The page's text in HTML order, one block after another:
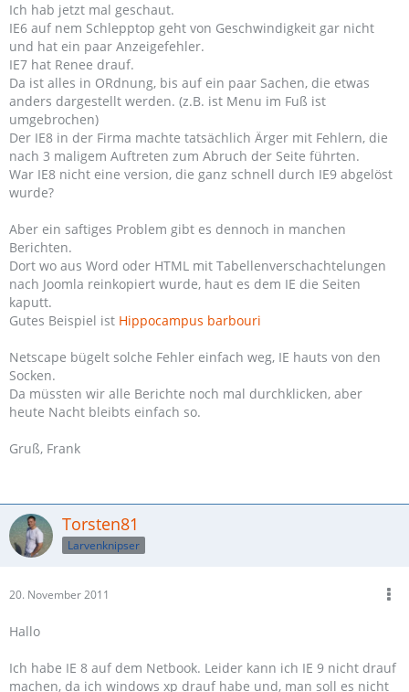
Ich hab jetzt mal geschaut.
IE6 auf nem Schlepptop geht von Geschwindigkeit gar nicht
und hat ein paar Anzeigefehler.
IE7 hat Renee drauf.
Da ist alles in ORdnung, bis auf ein paar Sachen, die etwas
anders dargestellt werden. (z.B. ist Menu im Fuß ist
umgebrochen)
Der IE8 in der Firma machte tatsächlich Ärger mit Fehlern, die
nach 3 maligem Auftreten zum Abruch der Seite führten.
War IE8 nicht eine version, die ganz schnell durch IE9 abgelöst
wurde?
Aber ein saftiges Problem gibt es dennoch in manchen
Berichten.
Dort wo aus Word oder HTML mit Tabellenverschachtelungen
nach Joomla reinkopiert wurde, haut es dem IE die Seiten
kaputt.
Gutes Beispiel ist Hippocampus barbouri
Netscape bügelt solche Fehler einfach weg, IE hauts von den
Socken.
Da müssten wir alle Berichte noch mal durchklicken, aber
heute Nacht bleibts einfach so.
Gruß, Frank
Torsten81
Larvenknipser
20. November 2011
Hallo
Ich habe IE 8 auf dem Netbook. Leider kann ich IE 9 nicht drauf
machen, da ich windows xp drauf habe und, man soll es nicht